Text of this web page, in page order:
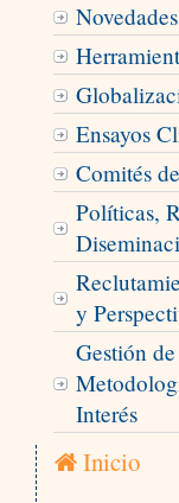
Ensayos
Comités
Políticas,
y
Gestión
Interés
Inicio